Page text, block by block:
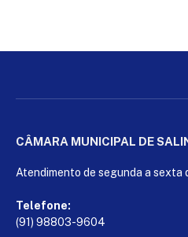
CÂMARA MUNICIPAL DE
Atendimento de segunda a sexta
Telefone:
(91) 98803-9604